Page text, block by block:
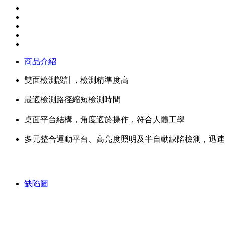
商品介紹
雙面檢測設計，檢測精準度高
最適檢測路徑縮短檢測時間
桌面平台結構，角度適於操作，符合人體工學
多元整合運動平台、高亮度照明及半自動缺陷檢測，迅
缺陷圖